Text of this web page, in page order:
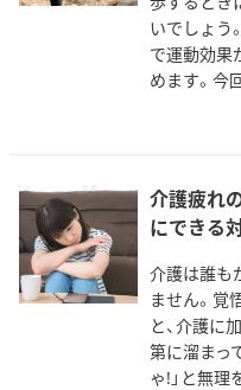
いでしょう
で運動効果
めます。今
介護疲れ
にできる
介護は誰も
ません。覚
と、介護に
第に溜まっ
ゃ!」と無理